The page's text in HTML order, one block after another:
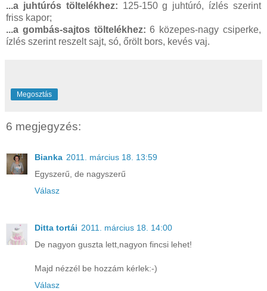
...a juhtúrós töltelékhez: 125-150 g juhtúró, ízlés szerint
friss kapor;
...a gombás-sajtos töltelékhez: 6 közepes-nagy csiperke,
ízlés szerint reszelt sajt, só, őrölt bors, kevés vaj.
Megosztás
6 megjegyzés:
Bianka 2011. március 18. 13:59
Egyszerű, de nagyszerű
Válasz
Ditta tortái 2011. március 18. 14:00
De nagyon guszta lett,nagyon fincsi lehet!
Majd nézzél be hozzám kérlek:-)
Válasz